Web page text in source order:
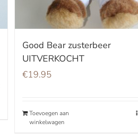
Good Bear zusterbeer
UITVERKOCHT
€19.95
Toevoegen aan
winkelwagen